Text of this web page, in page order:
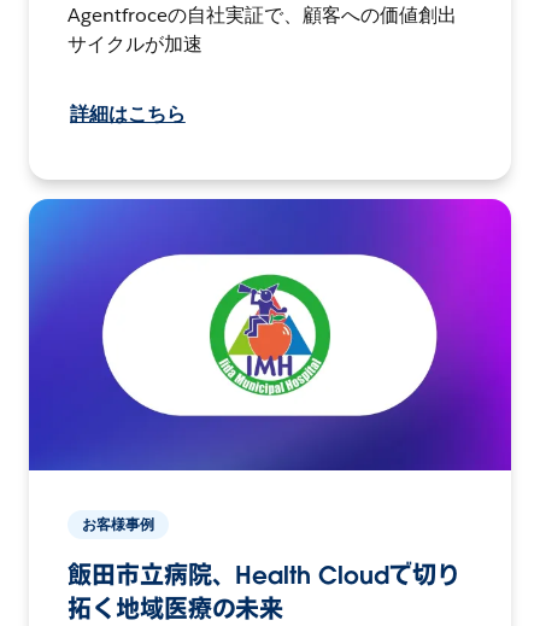
Agentfroceの自社実証で、顧客への価値創出
サイクルが加速
詳細はこちら
お客様事例
飯田市立病院、Health Cloudで切り
拓く地域医療の未来